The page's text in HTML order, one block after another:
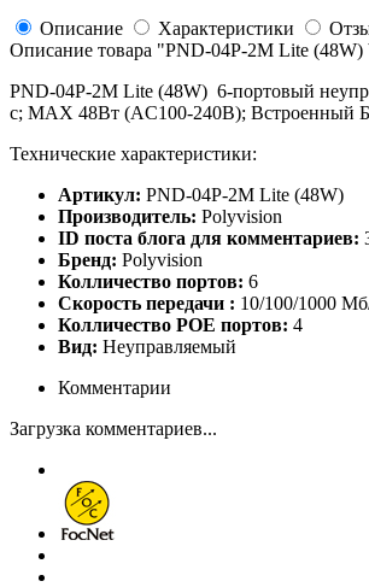
Описание Характеристики
Описание товара "PND-04P-2M Lite (48W)
PND-04P-2M Lite (48W) 6-портовый
с; MAX 48Вт (AC100-240В); Встроенный
Технические характеристики:
Артикул: PND-04P-2M Lite (48W)
Производитель: Polyvision
ID поста блога для комментариев:
Бренд: Polyvision
Колличество портов: 6
Скорость передачи : 10/100/1000
Колличество POE портов: 4
Вид: Неуправляемый
Комментарии
Загрузка комментариев...